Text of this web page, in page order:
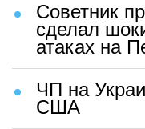
Советник
сделал
атаках на
ЧП на
США